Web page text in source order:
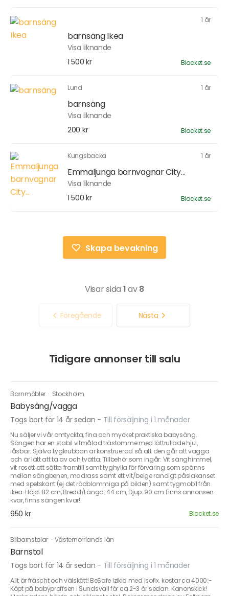
1 år
barnsäng Ikea
Visa liknande
1 500 kr
Blocket.se
Lund 1 år
barnsäng
Visa liknande
200 kr
Blocket.se
Kungsbacka 1 år
Emmaljunga barnvagnar City...
Visa liknande
1 500 kr
Blocket.se
Skapa bevakning
Visar sida 1av8
Föregående Nästa
Tidigare annonser till salu
Barnmöbler · Stockholm
Babysäng/vagga
Togs bort för 14 år sedan - Till försäljning i 1 månader
Nu säljer vi vår omtyckta, fina och mycket praktiska babysäng.
Sängen har en stabil vitmålad trästomme med lättrullade hjul,
låsbar. Själva tygkrubban är konstruerad så att den går att vagga
och är lätt att ta av och tvätta. Tillbehör som ingår: Vit sänghimmel,
vit rosett att sätta framtill samt tyghylla för förvaring som spänns
mellan sängbenen, madrass samt ett vit/beige randigt påslakanset
med spetskant (ej det rödblommiga på bilden) samt tygmobil från
Ikea. Höjd: 82 cm, Bredd/Längd: 44 cm, Djup: 90 cm Finns annonsen
kvar, finns sängen kvar!
950 kr Blocket.se
Bilbarnstolar · Västernorrlands län
Barnstol
Togs bort för 14 år sedan - Till försäljning i 1 månader
Allt är fräscht och välskött! BeSafe Izikid med isofix. kostar ca 4000:-
Köpt på babyproffsen i Sundsvall för ca 2-3 år sedan. Kanonskick!